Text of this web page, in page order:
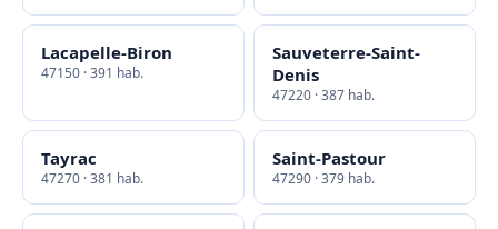
Lacapelle-Biron
47150 · 391 hab.
Sauveterre-Saint-
Denis
47220 · 387 hab.
Tayrac
47270 · 381 hab.
Saint-Pastour
47290 · 379 hab.